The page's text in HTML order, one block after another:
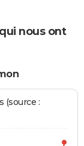
nous ont
(source :